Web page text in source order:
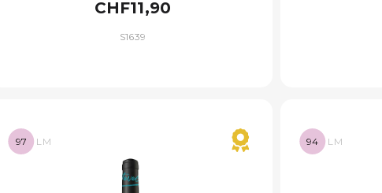
CHF11,90
S1639
97 LM 94 LM